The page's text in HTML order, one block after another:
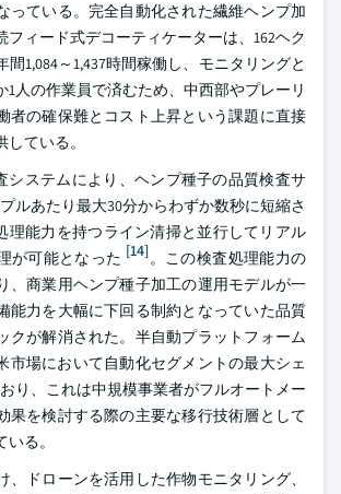
っている。完全自動化された繊維ヘンプ加
フィード式デコーティケーターは、162ヘク
間1,084～1,437時間稼働し、モニタリングと
1人の作業員で済むため、中西部やプレーリ
者の確保難とコスト上昇という課題に直接
ている。
システムにより、ヘンプ種子の品質検査サ
ルあたり最大30分からわずか数秒に短縮さ
理能力を持つライン清掃と並行してリアル
が可能となった [14]。この検査処理能力の
、商業用ヘンプ種子加工の運用モデルが一
能力を大幅に下回る制約となっていた品質
クが解消された。半自動プラットフォーム
市場において自動化セグメントの最大シェ
り、これは中規模事業者がフルオートメー
果を検討する際の主要な移行技術層として
る。
、ドローンを活用した作物モニタリング、